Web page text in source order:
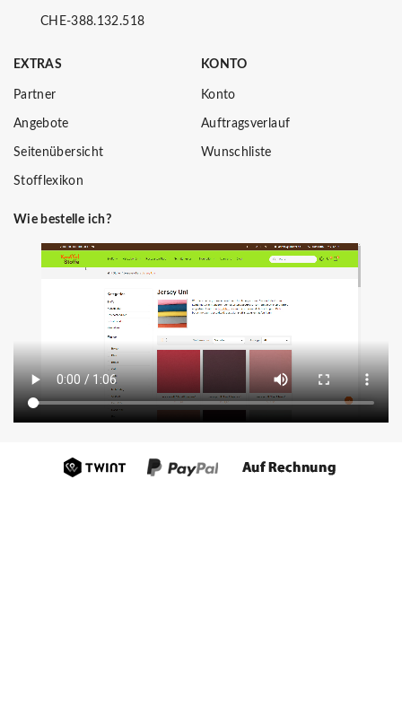
CHE-388.132.518
EXTRAS
Partner
Angebote
Seitenübersicht
Stofflexikon
KONTO
Konto
Auftragsverlauf
Wunschliste
Wie bestelle ich?